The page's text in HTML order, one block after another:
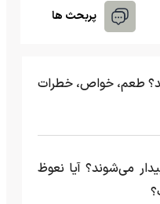
پربحث ها
طعم، خواص، خطرات
می‌شوند؟ آیا نعوظ